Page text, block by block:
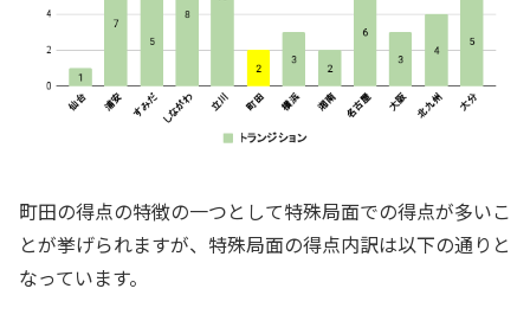
町田の得点の特徴の一つとして特殊局面での得点が多いこ
とが挙げられますが、特殊局面の得点内訳は以下の通りと
なっています。